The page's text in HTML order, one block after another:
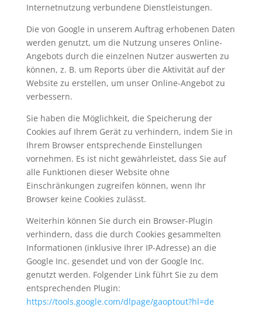
Internetnutzung verbundene Dienstleistungen.
Die von Google in unserem Auftrag erhobenen Daten
werden genutzt, um die Nutzung unseres Online-
Angebots durch die einzelnen Nutzer auswerten zu
können, z. B. um Reports über die Aktivität auf der
Website zu erstellen, um unser Online-Angebot zu
verbessern.
Sie haben die Möglichkeit, die Speicherung der
Cookies auf Ihrem Gerät zu verhindern, indem Sie in
Ihrem Browser entsprechende Einstellungen
vornehmen. Es ist nicht gewährleistet, dass Sie auf
alle Funktionen dieser Website ohne
Einschränkungen zugreifen können, wenn Ihr
Browser keine Cookies zulässt.
Weiterhin können Sie durch ein Browser-Plugin
verhindern, dass die durch Cookies gesammelten
Informationen (inklusive Ihrer IP-Adresse) an die
Google Inc. gesendet und von der Google Inc.
genutzt werden. Folgender Link führt Sie zu dem
entsprechenden Plugin:
https://tools.google.com/dlpage/gaoptout?hl=de